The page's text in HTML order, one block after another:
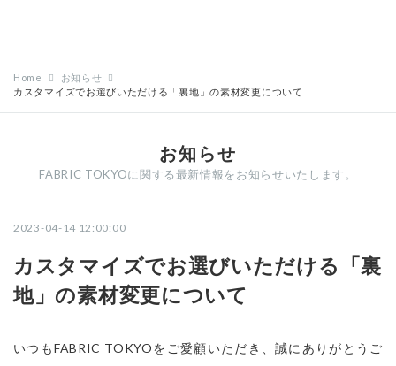
Home
お知らせ
カスタマイズでお選びいただける「裏地」の素材変更について
お知らせ
FABRIC TOKYOに関する最新情報をお知らせいたします。
2023-04-14 12:00:00
カスタマイズでお選びいただける「裏
地」の素材変更について
いつもFABRIC TOKYOをご愛顧いただき、誠にありがとうご